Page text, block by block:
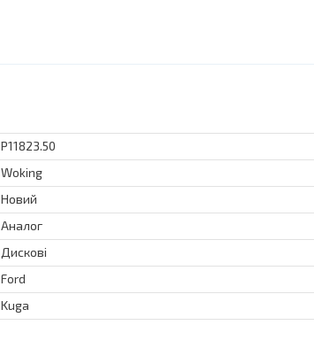
P11823.50
Woking
Новий
Аналог
Дискові
Ford
Kuga